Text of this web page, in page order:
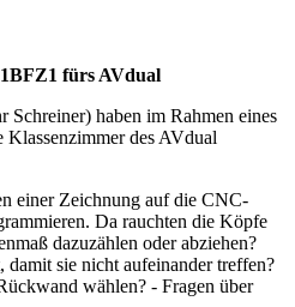
fürs AVdual
haben im Rahmen eines
des AVdual
einer Zeichnung auf die CNC-
Da rauchten die Köpfe
dazuzählen oder abziehen?
sie nicht aufeinander treffen?
wählen? - Fragen über